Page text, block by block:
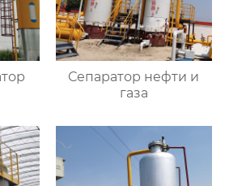
Сепаратор нефти и
газа